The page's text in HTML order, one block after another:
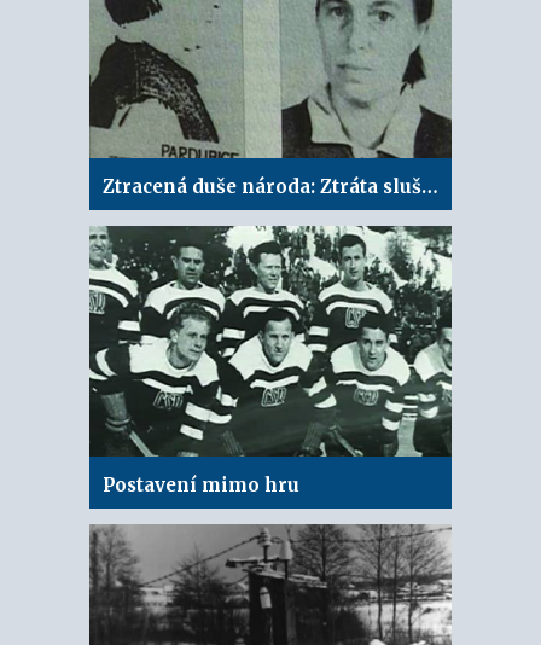
Ztracená duše národa: Ztráta slušnosti
Postavení mimo hru